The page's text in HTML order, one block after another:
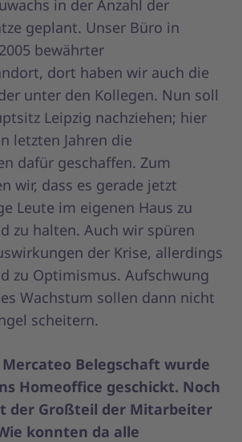
in der Anzahl der
geplant. Unser Büro in
bewährter
dort haben wir auch die
unter den Kollegen. Nun soll
Leipzig nachziehen; hier
letzten Jahren die
dafür geschaffen. Zum
wir, dass es gerade jetzt
Leute im eigenen Haus zu
zu halten. Auch wir spüren
der Krise, allerdings
zu Optimismus. Aufschwung
Wachstum sollen dann nicht
scheitern.
Belegschaft wurde
Homeoffice geschickt. Noch
der Großteil der Mitarbeiter
konnten da alle